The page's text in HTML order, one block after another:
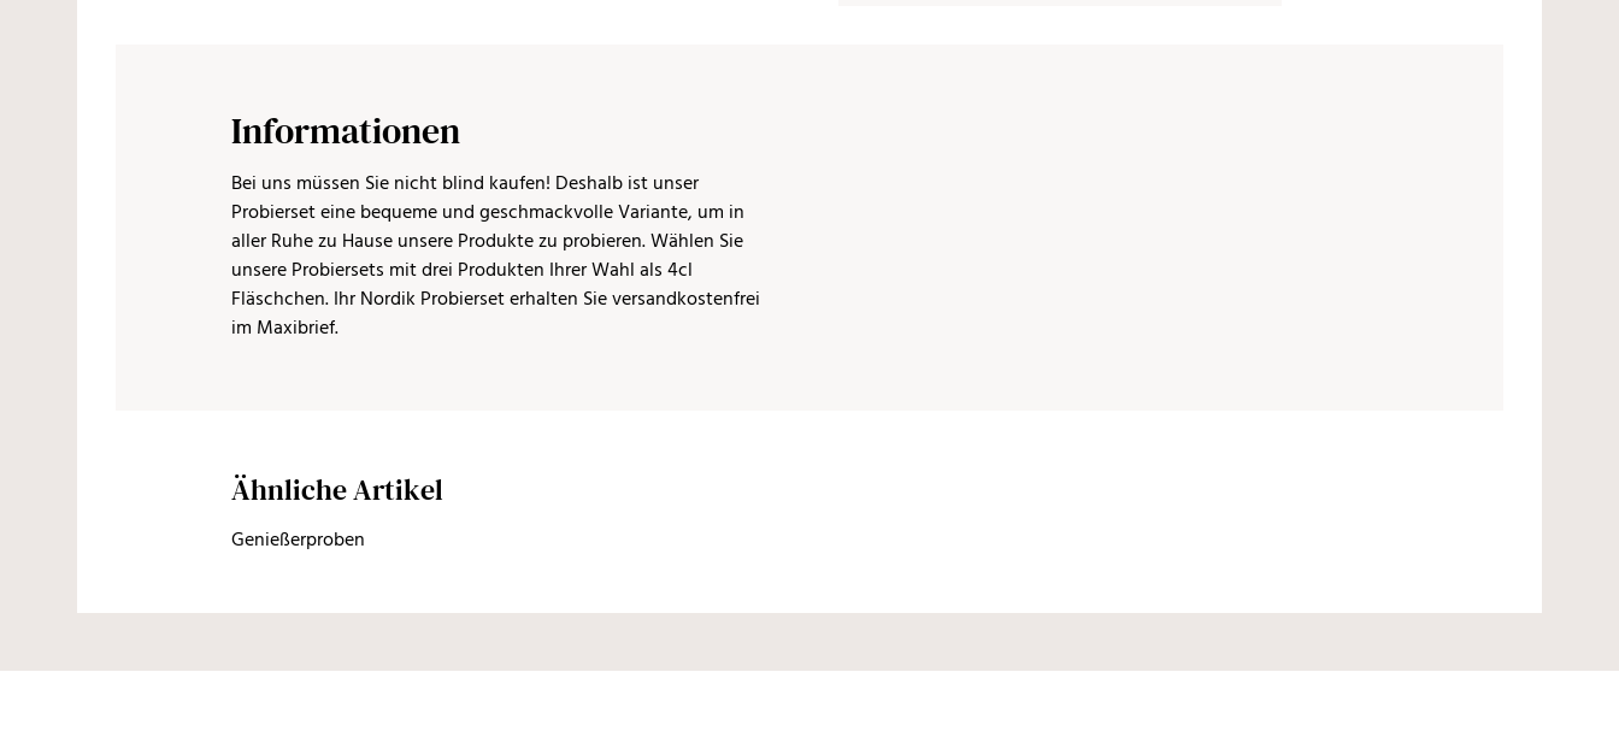
Informationen
Bei uns müssen Sie nicht blind kaufen! Deshalb ist unser
Probierset eine bequeme und geschmackvolle Variante, um in
aller Ruhe zu Hause unsere Produkte zu probieren. Wählen Sie
unsere Probiersets mit drei Produkten Ihrer Wahl als 4cl
Fläschchen. Ihr Nordik Probierset erhalten Sie versandkostenfrei
im Maxibrief.
Ähnliche Artikel
Genießerproben